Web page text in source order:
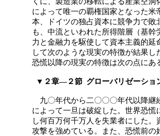
によって唯一の覇権国家となった米
本、ドイツの独占資本に競争力で
も、中流といわれた所得階層（基
力と金融力を駆使して資本主義的
して次のような現実の特徴が結果
恐慌以降の現実の特徴は次の点にあ
▼２章―２節 グローバリゼーショ
九〇年代から二〇〇〇年代以降継
によって一旦は破綻した。世界恐
し何百万何千万人を失業者にした
攻撃を強めている。また、恐慌前